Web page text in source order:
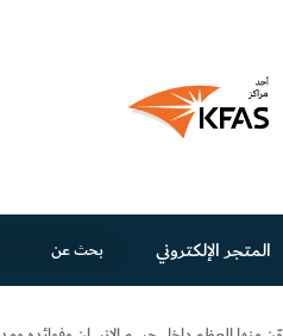
المتجر الإلكتروني